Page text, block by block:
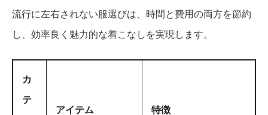
流行に左右されない服選びは、時間と費用の両方を節約
し、効率良く魅力的な着こなしを実現します。
カ
テ
アイテム 特徴